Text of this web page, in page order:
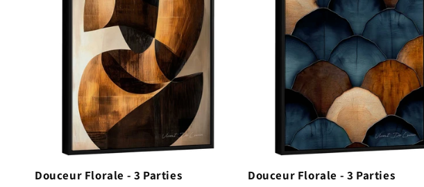
Douceur Florale - 3 Parties Douceur Florale - 3 Parties